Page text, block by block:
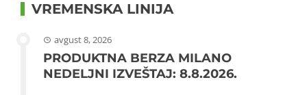
VREMENSKA LINIJA
avgust 8, 2026
PRODUKTNA BERZA MILANO
NEDELJNI IZVEŠTAJ: 8.8.2026.